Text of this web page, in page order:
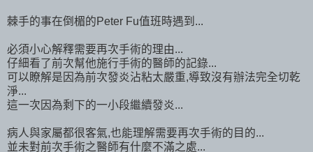
棘手的事在倒楣的Peter Fu值班時遇到...
必須小心解釋需要再次手術的理由...
仔細看了前次幫他施行手術的醫師的記錄...
可以瞭解是因為前次發炎沾粘太嚴重,導致沒有辦法完全切乾
淨...
這一次因為剩下的一小段繼續發炎...
病人與家屬都很客氣,也能理解需要再次手術的目的...
並未對前次手術之醫師有什麼不滿之處...